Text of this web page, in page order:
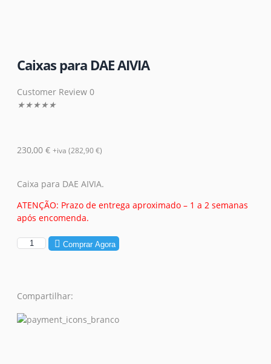
Caixas para DAE AIVIA
Customer Review 0
★★★★★
230,00 € +iva (282,90 €)
Caixa para DAE AIVIA.
ATENÇÃO: Prazo de entrega aproximado – 1 a 2 semanas
após encomenda.
Comprar Agora
Compartilhar: